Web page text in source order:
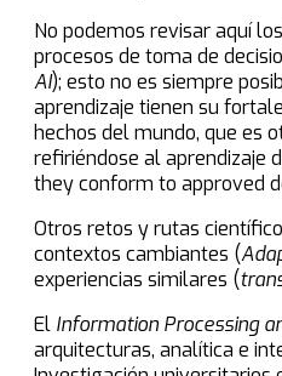
No podemos revisar aquí
procesos de toma de
AI); esto no es siempre
aprendizaje tienen su
hechos del mundo, que es
refiriéndose al aprendizaje
they conform to approved
Otros retos y rutas
contextos cambiantes (
experiencias similares (
El Information Processing
arquitecturas, analítica e